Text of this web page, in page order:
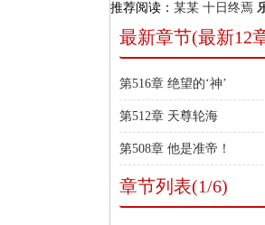
推荐阅读： 某某 十日终焉
最新章节(最新12
第516章 绝望的‘神’
第512章 天尊轮海
第508章 他是准帝！
章节列表(1/6)